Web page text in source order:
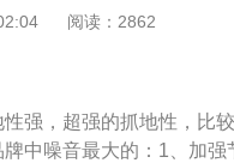
胎，意思就是不论春夏秋
和沙石路面。适合越野
市路面的绿色不保轮胎
车型是城市SUV。
阅读：2862
强，超强的抓地性，比
中噪音最大的：1、加强